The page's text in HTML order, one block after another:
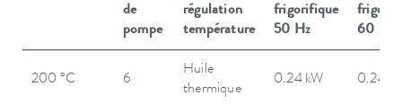
de
pompe
régulation
température
frigorifique
50 Hz
60 Hz
200 °C 6
Huile
thermique
0.24 kW 0.24